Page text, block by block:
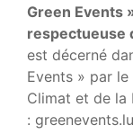
Green Events
respectueuse
est décerné
Events » par le
Climat et de la
: greenevents.lu